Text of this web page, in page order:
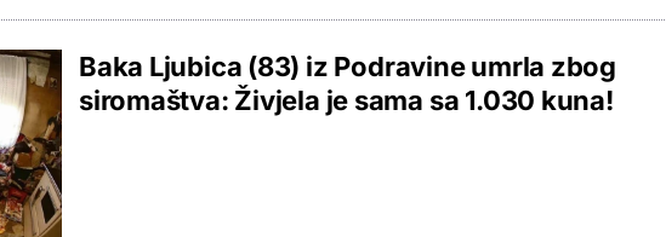
Baka Ljubica (83) iz Podravine umrla zbog
siromaštva: Živjela je sama sa 1.030 kuna!